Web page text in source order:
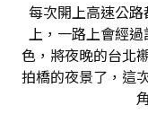
每次開上高速公
上，一路上會經
色，將夜晚的台北
拍橋的夜景了，這